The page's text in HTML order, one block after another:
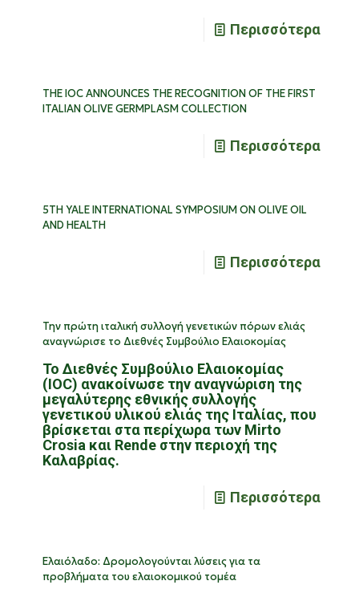
Περισσότερα
THE IOC ANNOUNCES THE RECOGNITION OF THE FIRST
ITALIAN OLIVE GERMPLASM COLLECTION
Περισσότερα
5TH YALE INTERNATIONAL SYMPOSIUM ON OLIVE OIL
AND HEALTH
Περισσότερα
Την πρώτη ιταλική συλλογή γενετικών πόρων ελιάς
αναγνώρισε το Διεθνές Συμβούλιο Ελαιοκομίας
Το Διεθνές Συμβούλιο Ελαιοκομίας
(IOC) ανακοίνωσε την αναγνώριση της
μεγαλύτερης εθνικής συλλογής
γενετικού υλικού ελιάς της Ιταλίας, που
βρίσκεται στα περίχωρα των Mirto
Crosia και Rende στην περιοχή της
Καλαβρίας.
Περισσότερα
Ελαιόλαδο: Δρομολογούνται λύσεις για τα
προβλήματα του ελαιοκομικού τομέα